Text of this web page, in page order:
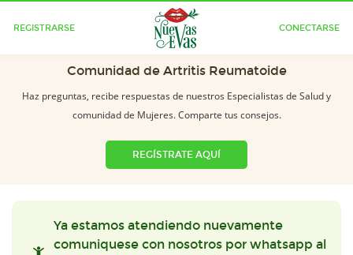
REGISTRARSE CONECTARSE
Comunidad de Artritis Reumatoide
Haz preguntas, recibe respuestas de nuestros Especialistas de Salud y
comunidad de Mujeres. Comparte tus consejos.
REGÍSTRATE AQUÍ
Ya estamos atendiendo nuevamente
comuniquese con nosotros por whatsapp al